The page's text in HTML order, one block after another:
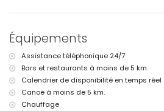
plage la plus proche : El Arenal, Xàbia (à
villa)
port le plus proche : Aduanas del Mar,
de la villa)
parc le plus proche : Montgó, Xàbia (à
villa)
aéroport le plus proche : Alicante (à
Équipements
Assistance téléphonique 24/7
Bars et restaurants à moins de 5 km.
Calendrier de disponibilité en temps réel
Canoë à moins de 5 km.
Chauffage